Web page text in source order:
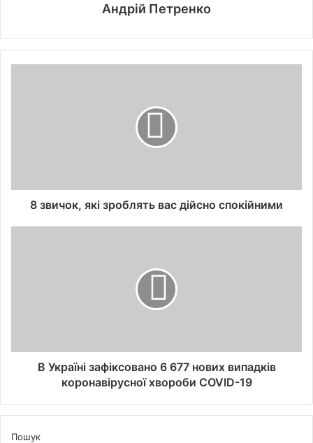
Андрій Петренко
8 звичок, які зроблять вас дійсно спокійними
В Україні зафіксовано 6 677 нових випадків
коронавірусної хвороби COVID-19
Пошук